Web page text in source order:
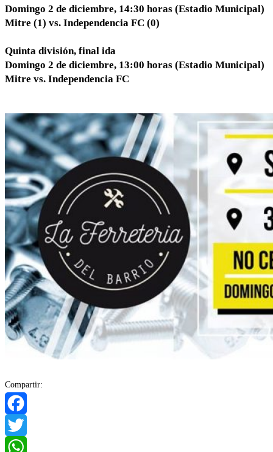
Domingo 2 de diciembre, 14:30 horas (Estadio Municipal)
Mitre (1) vs. Independencia FC (0)
Quinta división, final ida
Domingo 2 de diciembre, 13:00 horas (Estadio Municipal)
Mitre vs. Independencia FC
Compartir:
Facebook
Twitter